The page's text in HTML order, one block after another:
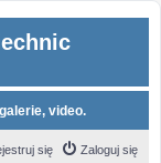
video.
Zaloguj się
się